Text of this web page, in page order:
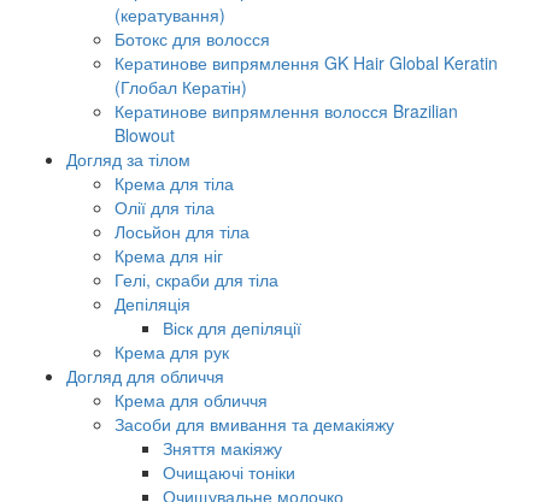
(кератування)
Ботокс для волосся
Кератинове випрямлення GK Hair Global Keratin
(Глобал Кератін)
Кератинове випрямлення волосся Brazilian
Blowout
Догляд за тілом
Крема для тіла
Олії для тіла
Лосьйон для тіла
Крема для ніг
Гелі, скраби для тіла
Депіляція
Віск для депіляції
Крема для рук
Догляд для обличчя
Крема для обличчя
Засоби для вмивання та демакіяжу
Зняття макіяжу
Очищаючі тоніки
Очищувальне молочко